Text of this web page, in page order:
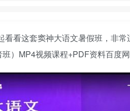
看这套窦神大语文暑假班，非常
）MP4视频课程+PDF资料百度网